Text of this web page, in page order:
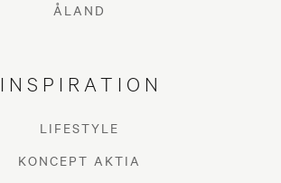
ÅLAND
INSPIRATION
LIFESTYLE
KONCEPT AKTIA